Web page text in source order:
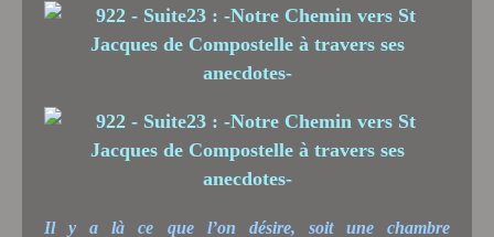
Il y a là ce que l’on désire, soit une chambre